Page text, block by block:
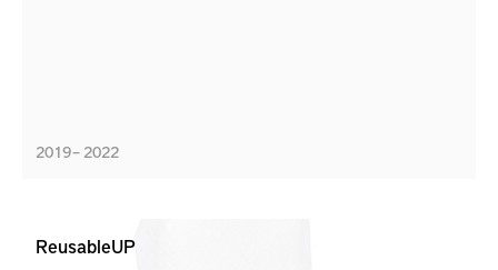
2019 – 2022
ReusableUP